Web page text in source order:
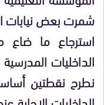
شمرت بعض نيابات
استرجاع ما ضاع
الداخليات
نطرح نقطتين